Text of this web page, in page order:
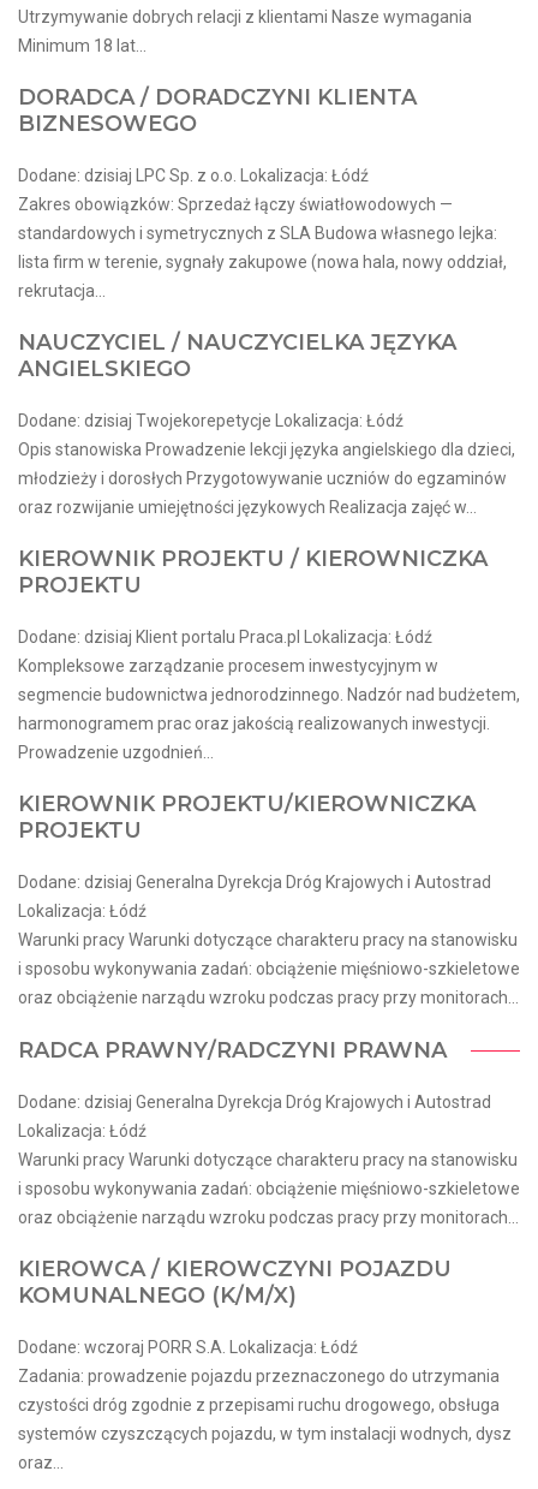
Utrzymywanie dobrych relacji z klientami Nasze wymagania
Minimum 18 lat...
DORADCA / DORADCZYNI KLIENTA
BIZNESOWEGO
Dodane: dzisiaj LPC Sp. z o.o. Lokalizacja: Łódź
Zakres obowiązków: Sprzedaż łączy światłowodowych —
standardowych i symetrycznych z SLA Budowa własnego lejka:
lista firm w terenie, sygnały zakupowe (nowa hala, nowy oddział,
rekrutacja...
NAUCZYCIEL / NAUCZYCIELKA JĘZYKA
ANGIELSKIEGO
Dodane: dzisiaj Twojekorepetycje Lokalizacja: Łódź
Opis stanowiska Prowadzenie lekcji języka angielskiego dla dzieci,
młodzieży i dorosłych Przygotowywanie uczniów do egzaminów
oraz rozwijanie umiejętności językowych Realizacja zajęć w...
KIEROWNIK PROJEKTU / KIEROWNICZKA
PROJEKTU
Dodane: dzisiaj Klient portalu Praca.pl Lokalizacja: Łódź
Kompleksowe zarządzanie procesem inwestycyjnym w
segmencie budownictwa jednorodzinnego. Nadzór nad budżetem,
harmonogramem prac oraz jakością realizowanych inwestycji.
Prowadzenie uzgodnień...
KIEROWNIK PROJEKTU/KIEROWNICZKA
PROJEKTU
Dodane: dzisiaj Generalna Dyrekcja Dróg Krajowych i Autostrad
Lokalizacja: Łódź
Warunki pracy Warunki dotyczące charakteru pracy na stanowisku
i sposobu wykonywania zadań: obciążenie mięśniowo-szkieletowe
oraz obciążenie narządu wzroku podczas pracy przy monitorach...
RADCA PRAWNY/RADCZYNI PRAWNA
Dodane: dzisiaj Generalna Dyrekcja Dróg Krajowych i Autostrad
Lokalizacja: Łódź
Warunki pracy Warunki dotyczące charakteru pracy na stanowisku
i sposobu wykonywania zadań: obciążenie mięśniowo-szkieletowe
oraz obciążenie narządu wzroku podczas pracy przy monitorach...
KIEROWCA / KIEROWCZYNI POJAZDU
KOMUNALNEGO (K/M/X)
Dodane: wczoraj PORR S.A. Lokalizacja: Łódź
Zadania: prowadzenie pojazdu przeznaczonego do utrzymania
czystości dróg zgodnie z przepisami ruchu drogowego, obsługa
systemów czyszczących pojazdu, w tym instalacji wodnych, dysz
oraz...